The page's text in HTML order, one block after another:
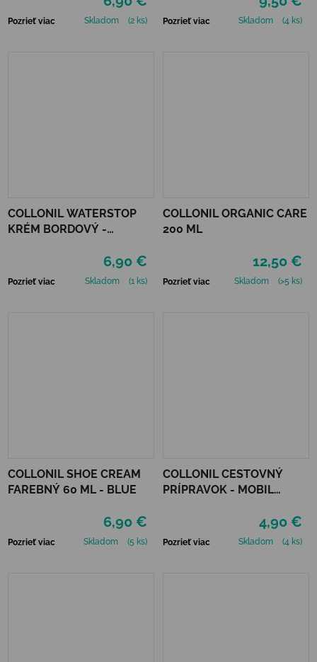
Pozrieť viac Skladom (2 ks) Pozrieť viac Skladom (4 ks)
COLLONIL WATERSTOP
KRÉM BORDOVÝ -
6,90 €
Pozrieť viac Skladom (1 ks)
COLLONIL ORGANIC CARE
200 ML
12,50 €
Pozrieť viac Skladom (>5 ks)
COLLONIL SHOE CREAM
FAREBNÝ 60 ML - BLUE
6,90 €
Pozrieť viac Skladom (5 ks)
COLLONIL CESTOVNÝ
PRÍPRAVOK - MOBIL
4,90 €
Pozrieť viac Skladom (4 ks)